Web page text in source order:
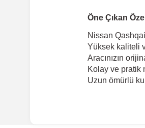
Öne Çıkan
Nissan
Yüksek kaliteli
Aracınızın
Kolay ve pratik
Uzun ömürlü